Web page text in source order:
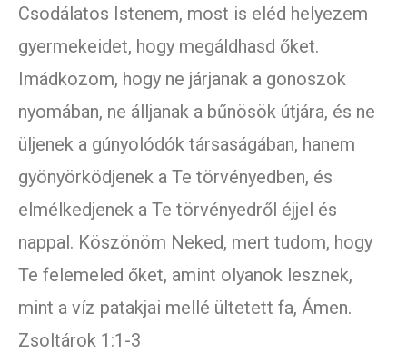
Csodálatos Istenem, most is eléd helyezem
gyermekeidet, hogy megáldhasd őket.
Imádkozom, hogy ne járjanak a gonoszok
nyomában, ne álljanak a bűnösök útjára, és ne
üljenek a gúnyolódók társaságában, hanem
gyönyörködjenek a Te törvényedben, és
elmélkedjenek a Te törvényedről éjjel és
nappal. Köszönöm Neked, mert tudom, hogy
Te felemeled őket, amint olyanok lesznek,
mint a víz patakjai mellé ültetett fa, Ámen.
Zsoltárok 1:1-3